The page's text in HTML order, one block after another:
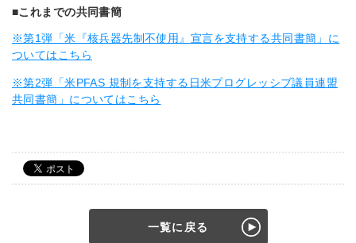
■これまでの共同書簡
※第1弾「米『核兵器先制不使用』宣言を支持する共同書簡」に
ついてはこちら
※第2弾「米PFAS 規制を支持する日米プログレッシブ議員連盟
共同書簡」についてはこちら
一覧に戻る